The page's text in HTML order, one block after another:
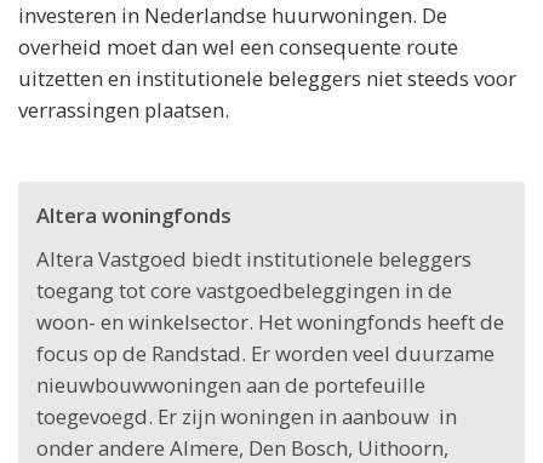
investeren in Nederlandse huurwoningen. De
overheid moet dan wel een consequente route
uitzetten en institutionele beleggers niet steeds voor
verrassingen plaatsen.
Altera woningfonds
Altera Vastgoed biedt institutionele beleggers
toegang tot core vastgoedbeleggingen in de
woon- en winkelsector. Het woningfonds heeft de
focus op de Randstad. Er worden veel duurzame
nieuwbouwwoningen aan de portefeuille
toegevoegd. Er zijn woningen in aanbouw in
onder andere Almere, Den Bosch, Uithoorn,